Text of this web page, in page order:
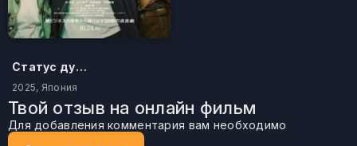
Статус дурака
2025, Япония
Твой отзыв на онлайн фильм
Для добавления комментария вам необходимо